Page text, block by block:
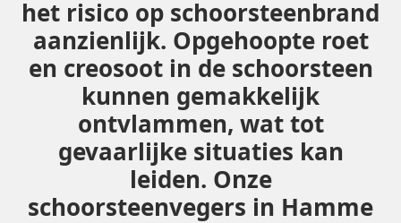
het risico op schoorsteenbrand
aanzienlijk. Opgehoopte roet
en creosoot in de schoorsteen
kunnen gemakkelijk
ontvlammen, wat tot
gevaarlijke situaties kan
leiden. Onze
schoorsteenvegers in Hamme